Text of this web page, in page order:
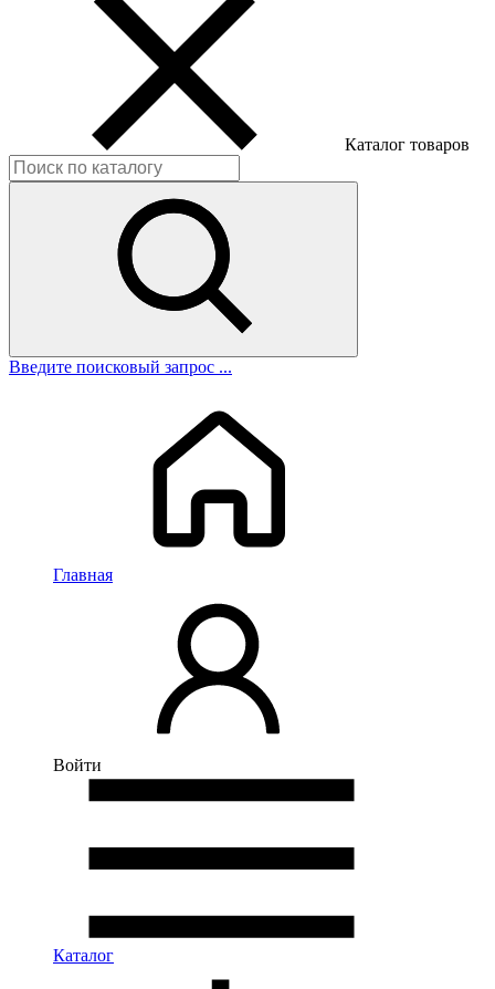
Каталог товаров
Введите поисковый запрос ...
Главная
Войти
Каталог